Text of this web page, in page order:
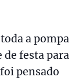
a pompa
festa para
pensado